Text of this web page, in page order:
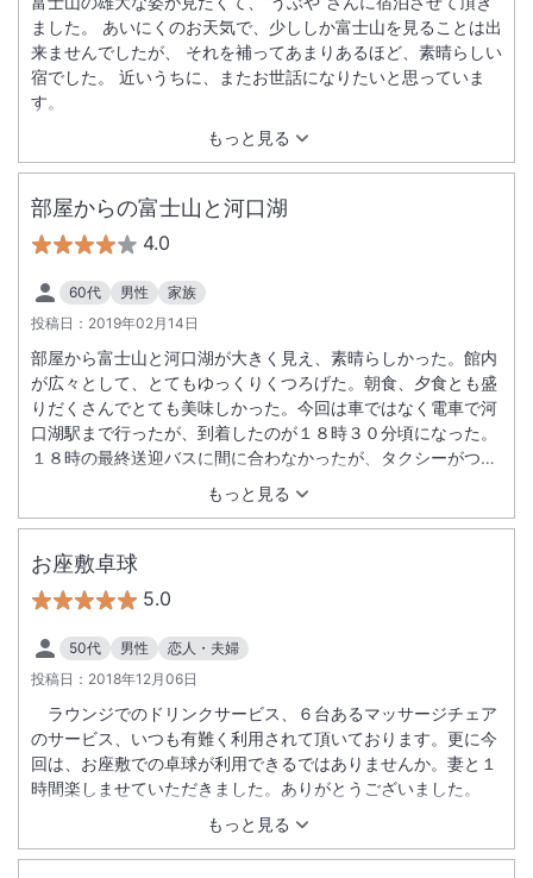
もっと見る
ました。 あいにくのお天気で、少ししか富士山を見ることは出
来ませんでしたが、 それを補ってあまりあるほど、素晴らしい
宿でした。 近いうちに、またお世話になりたいと思っていま
す。
部屋からの富士山と河口湖
4.0
60代 男性
家族
投稿日： 2019年02月14日
もっと見る
部屋から富士山と河口湖が大きく見え、素晴らしかった。館内
が広々として、とてもゆっくりくつろげた。朝食、夕食とも盛
りだくさんでとても美味しかった。今回は車ではなく電車で河
口湖駅まで行ったが、到着したのが１８時３０分頃になった。
１８時の最終送迎バスに間に合わなかったが、タクシーがつか
まらないと理由を話したところ特別に送迎バスを寄こしてもら
お座敷卓球
5.0
50代 男性
恋人・夫婦
投稿日： 2018年12月06日
もっと見る
ラウンジでのドリンクサービス、６台あるマッサージチェア
のサービス、いつも有難く利用されて頂いております。更に今
回は、お座敷での卓球が利用できるではありませんか。妻と１
時間楽しませていただきました。ありがとうございました。